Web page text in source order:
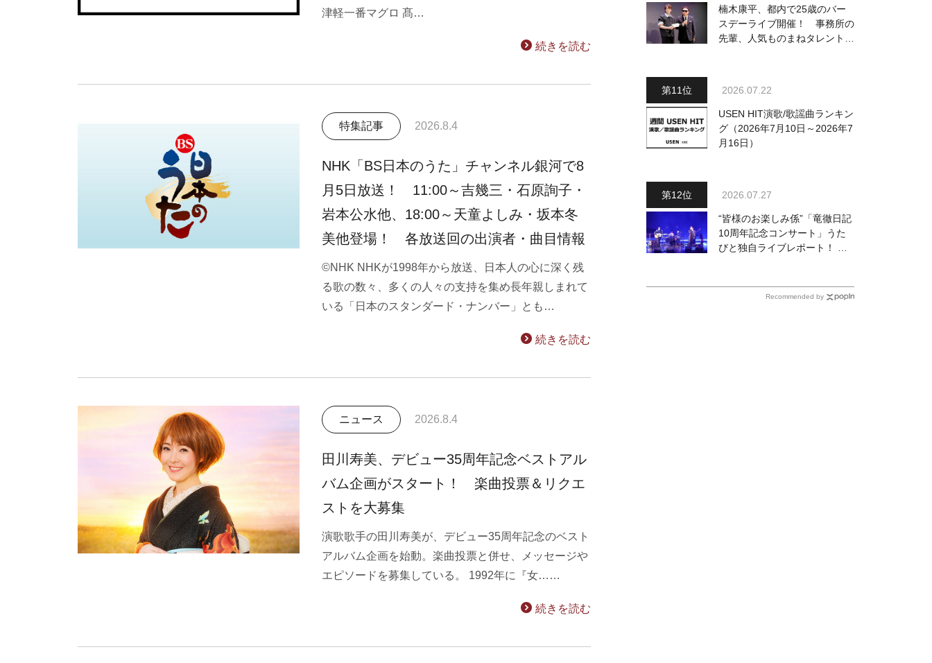
津軽一番マグロ 髙…
続きを読む
特集記事 2026.8.4
NHK「BS日本のうた」チャンネル銀河で8
月5日放送！ 11:00～吉幾三・石原詢子・
岩本公水他、18:00～天童よしみ・坂本冬
美他登場！ 各放送回の出演者・曲目情報
©NHK NHKが1998年から放送、日本人の心に深く残
る歌の数々、多くの人々の支持を集め長年親しまれて
いる「日本のスタンダード・ナンバー」とも…
続きを読む
ニュース 2026.8.4
田川寿美、デビュー35周年記念ベストアル
バム企画がスタート！ 楽曲投票＆リクエ
ストを大募集
演歌歌手の田川寿美が、デビュー35周年記念のベスト
アルバム企画を始動。楽曲投票と併せ、メッセージや
エピソードを募集している。 1992年に『女……
続きを読む
楠木康平、都内で25歳のバー
スデーライブ開催！ 事務所の
先輩、人気ものまねタレント・
2026.07.22
USEN HIT演歌/歌謡曲ランキン
グ（2026年7月10日～2026年7
月16日）
2026.07.27
“皆様のお楽しみ係”「竜徹日記
10周年記念コンサート」うた
びと独自ライブレポート！ 即
Recommended by